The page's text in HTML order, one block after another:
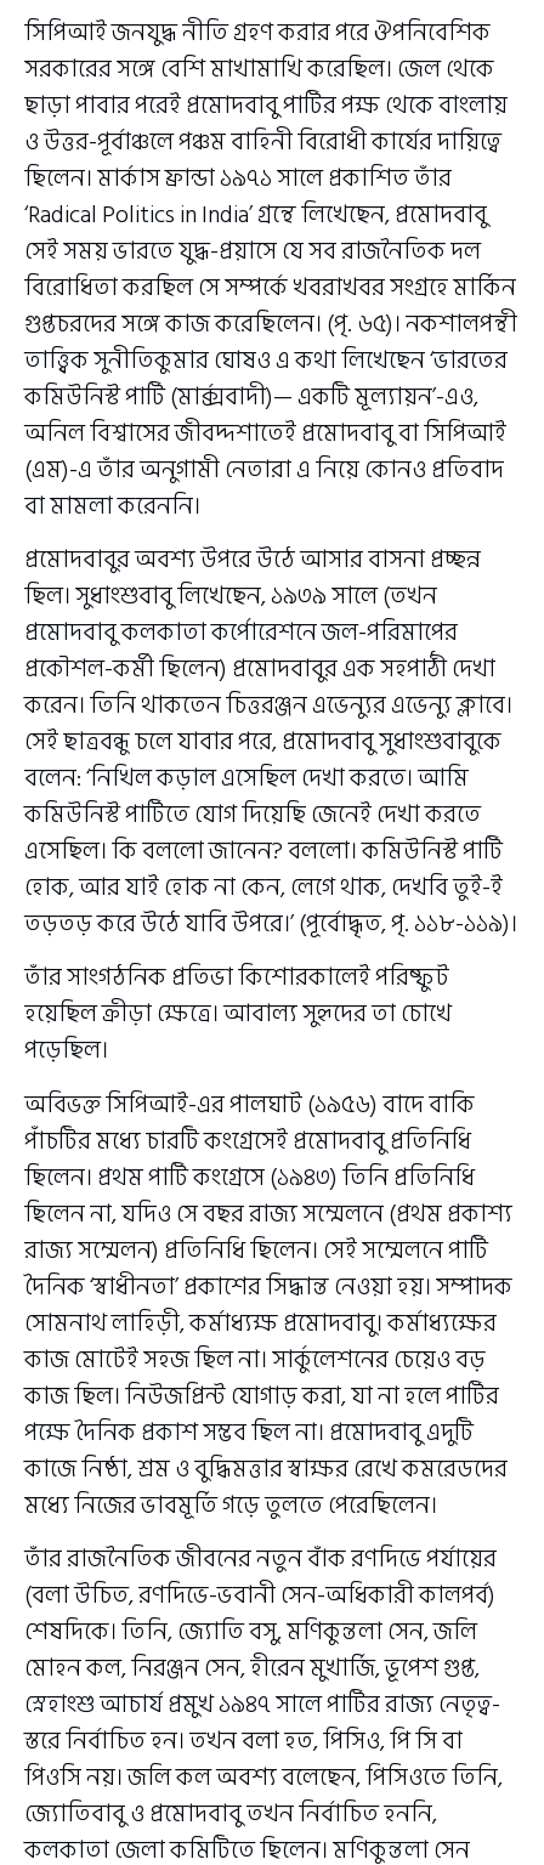
সিপিআই জনযুদ্ধ নীতি গ্রহণ করার পরে ঔপনিবেশিক
সরকারের সঙ্গে বেশি মাখামাখি করেছিল। জেল থেকে
ছাড়া পাবার পরেই প্রমোদবাবু পার্টির পক্ষ থেকে বাংলায়
ও উত্তর-পূর্বাঞ্চলে পঞ্চম বাহিনী বিরোধী কার্যের দায়িত্বে
ছিলেন। মার্কাস ফ্রান্ডা ১৯৭১ সালে প্রকাশিত তাঁর
‘Radical Politics in India’ গ্রন্থে লিখেছেন, প্রমোদবাবু
সেই সময় ভারতে যুদ্ধ-প্রয়াসে যে সব রাজনৈতিক দল
বিরোধিতা করছিল সে সম্পর্কে খবরাখবর সংগ্রহে মার্কিন
গুপ্তচরদের সঙ্গে কাজ করেছিলেন। (পৃ. ৬৫)। নকশালপন্থী
তাত্ত্বিক সুনীতিকুমার ঘোষও এ কথা লিখেছেন ‘ভারতের
কমিউনিস্ট পার্টি (মার্ক্সবাদী)— একটি মূল্যায়ন’-এও,
অনিল বিশ্বাসের জীবদ্দশাতেই প্রমোদবাবু বা সিপিআই
(এম)-এ তাঁর অনুগামী নেতারা এ নিয়ে কোনও প্রতিবাদ
বা মামলা করেননি।
প্রমোদবাবুর অবশ্য উপরে উঠে আসার বাসনা প্রচ্ছন্ন
ছিল। সুধাংশুবাবু লিখেছেন, ১৯৩৯ সালে (তখন
প্রমোদবাবু কলকাতা কর্পোরেশনে জল-পরিমাপের
প্রকৌশল-কর্মী ছিলেন) প্রমোদবাবুর এক সহপাঠী দেখা
করেন। তিনি থাকতেন চিত্তরঞ্জন এভেন্যুর এভেন্যু ক্লাবে।
সেই ছাত্রবন্ধু চলে যাবার পরে, প্রমোদবাবু সুধাংশুবাবুকে
বলেন: ‘নিখিল কড়াল এসেছিল দেখা করতে। আমি
কমিউনিস্ট পার্টিতে যোগ দিয়েছি জেনেই দেখা করতে
এসেছিল। কি বললো জানেন? বললো। কমিউনিস্ট পার্টি
হোক, আর যাই হোক না কেন, লেগে থাক, দেখবি তুই-ই
তড়তড় করে উঠে যাবি উপরে।’ (পূর্বোদ্ধৃত, পৃ. ১১৮-১১৯)।
তাঁর সাংগঠনিক প্রতিভা কিশোরকালেই পরিষ্ফুট
হয়েছিল ক্রীড়া ক্ষেত্রে। আবাল্য সুহৃদের তা চোখে
পড়েছিল।
অবিভক্ত সিপিআই-এর পালঘাট (১৯৫৬) বাদে বাকি
পাঁচটির মধ্যে চারটি কংগ্রেসেই প্রমোদবাবু প্রতিনিধি
ছিলেন। প্রথম পার্টি কংগ্রেসে (১৯৪৩) তিনি প্রতিনিধি
ছিলেন না, যদিও সে বছর রাজ্য সম্মেলনে (প্রথম প্রকাশ্য
রাজ্য সম্মেলন) প্রতিনিধি ছিলেন। সেই সম্মেলনে পার্টি
দৈনিক ‘স্বাধীনতা’ প্রকাশের সিদ্ধান্ত নেওয়া হয়। সম্পাদক
সোমনাথ লাহিড়ী, কর্মাধ্যক্ষ প্রমোদবাবু। কর্মাধ্যক্ষের
কাজ মোটেই সহজ ছিল না। সার্কুলেশনের চেয়েও বড়
কাজ ছিল। নিউজপ্রিন্ট যোগাড় করা, যা না হলে পার্টির
পক্ষে দৈনিক প্রকাশ সম্ভব ছিল না। প্রমোদবাবু এদুটি
কাজে নিষ্ঠা, শ্রম ও বুদ্ধিমত্তার স্বাক্ষর রেখে কমরেডদের
মধ্যে নিজের ভাবমূর্তি গড়ে তুলতে পেরেছিলেন।
তাঁর রাজনৈতিক জীবনের নতুন বাঁক রণদিভে পর্যায়ের
(বলা উচিত, রণদিভে-ভবানী সেন-অধিকারী কালপর্ব)
শেষদিকে। তিনি, জ্যোতি বসু, মণিকুন্তলা সেন, জলি
মোহন কল, নিরঞ্জন সেন, হীরেন মুখার্জি, ভূপেশ গুপ্ত,
স্নেহাংশু আচার্য প্রমুখ ১৯৪৭ সালে পার্টির রাজ্য নেতৃত্ব-
স্তরে নির্বাচিত হন। তখন বলা হত, পিসিও, পি সি বা
পিওসি নয়। জলি কল অবশ্য বলেছেন, পিসিওতে তিনি,
জ্যোতিবাবু ও প্রমোদবাবু তখন নির্বাচিত হননি,
কলকাতা জেলা কমিটিতে ছিলেন। মণিকুন্তলা সেন